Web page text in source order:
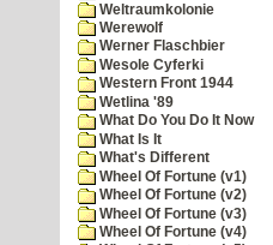
Weltraumkolonie
Werewolf
Werner Flaschbier
Wesole Cyferki
Western Front 1944
Wetlina '89
What Do You Do It Now
What Is It
What's Different
Wheel Of Fortune (v1)
Wheel Of Fortune (v2)
Wheel Of Fortune (v3)
Wheel Of Fortune (v4)